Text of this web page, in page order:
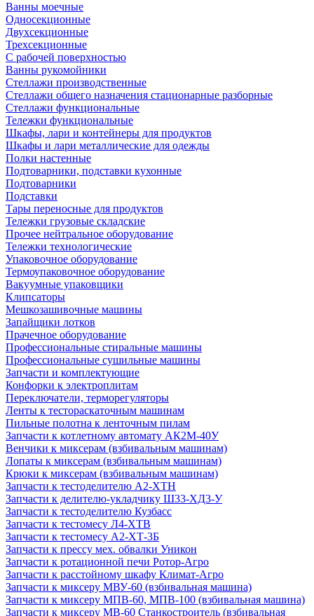
Ванны моечные
Односекционные
Двухсекционные
Трехсекционные
С рабочей поверхностью
Ванны рукомойники
Стеллажи производственные
Стеллажи общего назначения стационарные разборные
Стеллажи функциональные
Тележки функциональные
Шкафы, лари и контейнеры для продуктов
Шкафы и лари металлические для одежды
Полки настенные
Подтоварники, подставки кухонные
Подтоварники
Подставки
Тары переносные для продуктов
Тележки грузовые складские
Прочее нейтральное оборудование
Тележки технологические
Упаковочное оборудование
Термоупаковочное оборудование
Вакуумные упаковщики
Клипсаторы
Мешкозашивочные машины
Запайщики лотков
Прачечное оборудование
Профессиональные стиральные машины
Профессиональные сушильные машины
Запчасти и комплектующие
Конфорки к электроплитам
Переключатели, терморегуляторы
Ленты к тестораскаточным машинам
Пильные полотна к ленточным пилам
Запчасти к котлетному автомату АК2М-40У
Венчики к миксерам (взбивальным машинам)
Лопаты к миксерам (взбивальным машинам)
Крюки к миксерам (взбивальным машинам)
Запчасти к тестоделителю А2-ХТН
Запчасти к делителю-укладчику Ш33-ХД3-У
Запчасти к тестоделителю Кузбасс
Запчасти к тестомесу Л4-ХТВ
Запчасти к тестомесу А2-ХТ-3Б
Запчасти к прессу мех. обвалки Уникон
Запчасти к ротационной печи Ротор-Агро
Запчасти к расстойному шкафу Климат-Агро
Запчасти к миксеру МВУ-60 (взбивальная машина)
Запчасти к миксеру МПВ-60, МПВ-100 (взбивальная машина)
Запчасти к миксеру МВ-60 Станкостроитель (взбивальная